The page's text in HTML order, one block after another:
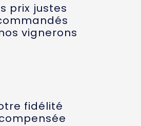
prix justes
vignerons
fidélité